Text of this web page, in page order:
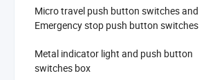
Micro travel push button switches and
Emergency stop push button switches
Metal indicator light and push button
switches box